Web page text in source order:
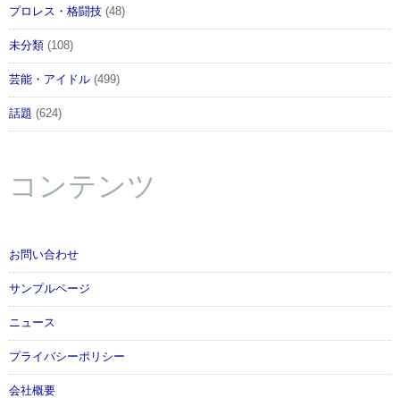
プロレス・格闘技 (48)
未分類 (108)
芸能・アイドル (499)
話題 (624)
コンテンツ
お問い合わせ
サンプルページ
ニュース
プライバシーポリシー
会社概要